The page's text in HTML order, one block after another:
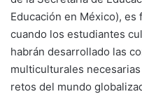
Educación en México),
cuando los estudiantes
habrán desarrollado las
multiculturales
retos del mundo